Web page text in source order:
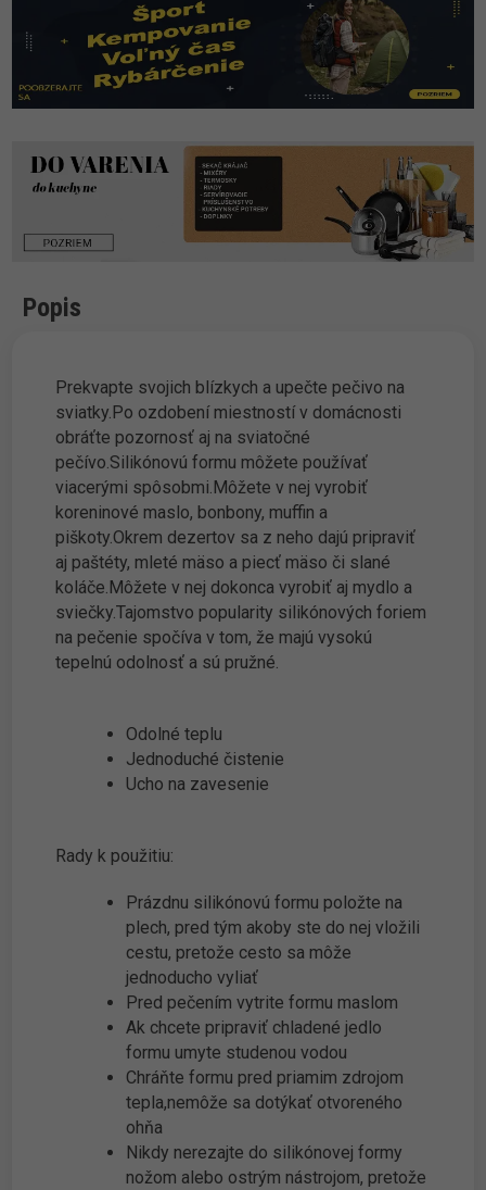
Popis
Prekvapte svojich blízkych a upečte pečivo na
sviatky.Po ozdobení miestností v domácnosti
obráťte pozornosť aj na sviatočné
pečívo.Silikónovú formu môžete používať
viacerými spôsobmi.Môžete v nej vyrobiť
koreninové maslo, bonbony, muffin a
piškoty.Okrem dezertov sa z neho dajú pripraviť
aj paštéty, mleté mäso a piecť mäso či slané
koláče.Môžete v nej dokonca vyrobiť aj mydlo a
sviečky.Tajomstvo popularity silikónových foriem
na pečenie spočíva v tom, že majú vysokú
tepelnú odolnosť a sú pružné.
Odolné teplu
Jednoduché čistenie
Ucho na zavesenie
Rady k použitiu:
Prázdnu silikónovú formu položte na
plech, pred tým akoby ste do nej vložili
cestu, pretože cesto sa môže
jednoducho vyliať
Pred pečením vytrite formu maslom
Ak chcete pripraviť chladené jedlo
formu umyte studenou vodou
Chráňte formu pred priamim zdrojom
tepla,nemôže sa dotýkať otvoreného
ohňa
Nikdy nerezajte do silikónovej formy
nožom alebo ostrým nástrojom, pretože